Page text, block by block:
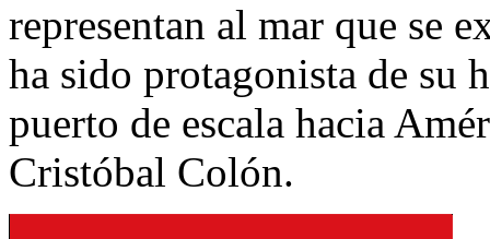
representan al mar que se
ha sido protagonista de su
puerto de escala hacia
Cristóbal Colón.